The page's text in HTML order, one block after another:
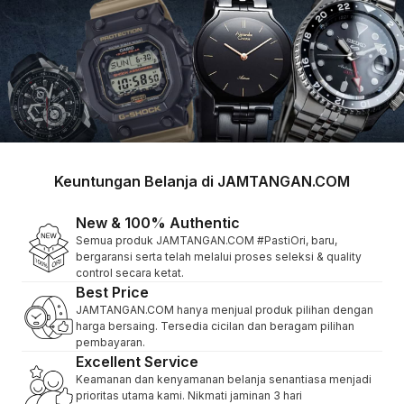
Keuntungan Belanja di JAMTANGAN.COM
New & 100% Authentic
Semua produk JAMTANGAN.COM #PastiOri, baru,
bergaransi serta telah melalui proses seleksi & quality
control secara ketat.
Best Price
JAMTANGAN.COM hanya menjual produk pilihan dengan
harga bersaing. Tersedia cicilan dan beragam pilihan
pembayaran.
Excellent Service
Keamanan dan kenyamanan belanja senantiasa menjadi
prioritas utama kami. Nikmati jaminan 3 hari